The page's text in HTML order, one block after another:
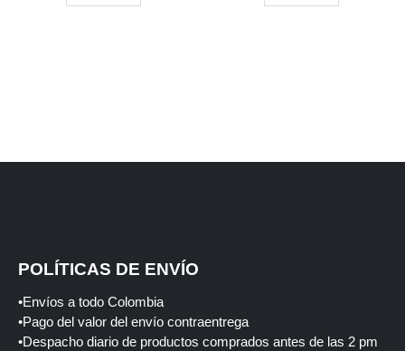
POLÍTICAS DE ENVÍO
•Envíos a todo Colombia
•Pago del valor del envío contraentrega
•Despacho diario de productos comprados antes de las 2 pm